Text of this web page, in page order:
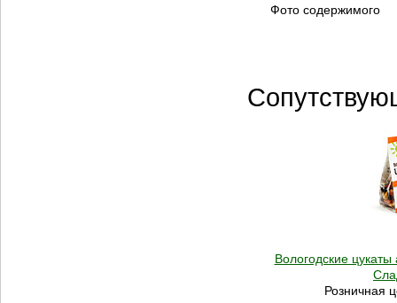
Фото содержимого
Вологодские цукаты
Розничная